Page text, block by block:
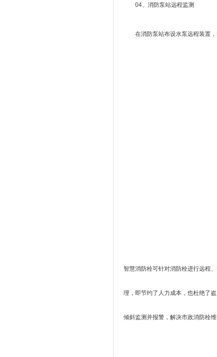
04、消防泵站远程监测
在消防泵站布设水泵远程装置，
智慧消防栓可针对消防栓进行远程
理，即节约了人力成本，也杜绝了
倾斜监测并报警，解决市政消防栓